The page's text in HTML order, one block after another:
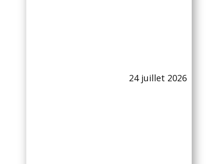
24 juillet 2026